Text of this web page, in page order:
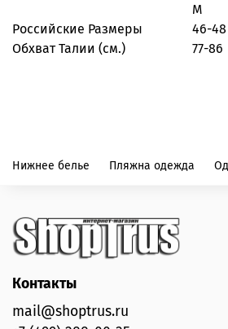
M
Российские Размеры
46-48
Обхват Талии (см.)
77-86
Нижнее белье Пляжна одежда
Контакты
mail@shoptrus.ru